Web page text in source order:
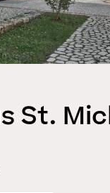
St.